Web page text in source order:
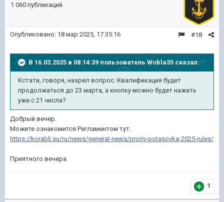
1 060 публикаций
#18
Опубликовано: 18 мар 2025, 17:35:16
В 16.03.2025 в 08:14:39 пользователь Wobla35 сказал:
Кстати, говоря, назрел вопрос. Квалификация будет
продолжаться до 23 марта, а кнопку можно будет нажать
уже с 21 числа?
Добрый вечер.
Можите ознакомится Регламентом тут.
https://korabli.su/ru/news/general-news/proriv-potasovka-2025-rules/
Приятного вечера.
1